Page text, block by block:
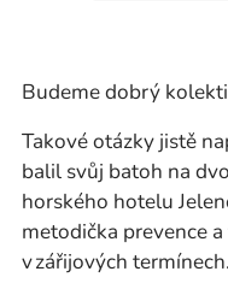
Budeme dobrý
Takové otázky jistě
balil svůj batoh na
horského hotelu
metodička prevence
v zářijových termínech.